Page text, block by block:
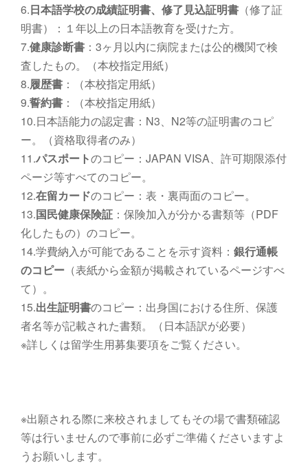
6.日本語学校の成績証明書、修了見込証明書 （修了証
明書）：１年以上の日本語教育を受けた方。
7.健康診断書 ：3ヶ月以内に病院または公的機関で検
査したもの。（本校指定用紙）
8.履歴書 ：（本校指定用紙）
9.誓約書 ：（本校指定用紙）
10.日本語能力の認定書：N3、N2等の証明書のコピ
ー。（資格取得者のみ）
11.パスポートのコピー：JAPAN VISA、許可期限添付
ページ等すべてのコピー。
12.在留カードのコピー：表・裏両面のコピー。
13.国民健康保険証 ：保険加入が分かる書類等（PDF
化したもの）のコピー。
14.学費納入が可能であることを示す資料： 銀行通帳
のコピー （表紙から金額が掲載されているページすべ
て）。
15.出生証明書のコピー：出身国における住所、保護
者名等が記載された書類。（日本語訳が必要）
※詳しくは留学生用募集要項をご覧ください。
※出願される際に来校されましてもその場で書類確認
等は行いませんので事前に必ずご準備くださいますよ
うお願いします。